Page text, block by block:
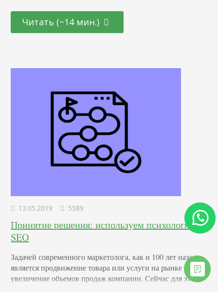
статьи. Если предположим, что страницы нет в карте
сайта, на нее не ведут обратные ссылки, то веб-сканер
Читать (~14 мин.)
13.05.2019 5589
Принятие решения: используем психологию в
SEO
Задачей современного маркетолога, как и 100 лет назад,
является продвижение товара или услуги на рынке и
увеличение объемов продаж компании. Сейчас для этого